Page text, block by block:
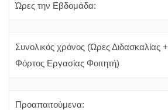
Ώρες την Εβδομάδα:
Συνολικός χρόνος (Ώρες Διδασκαλίας +
Φόρτος Εργασίας Φοιτητή)
Προαπαιτούμενα: